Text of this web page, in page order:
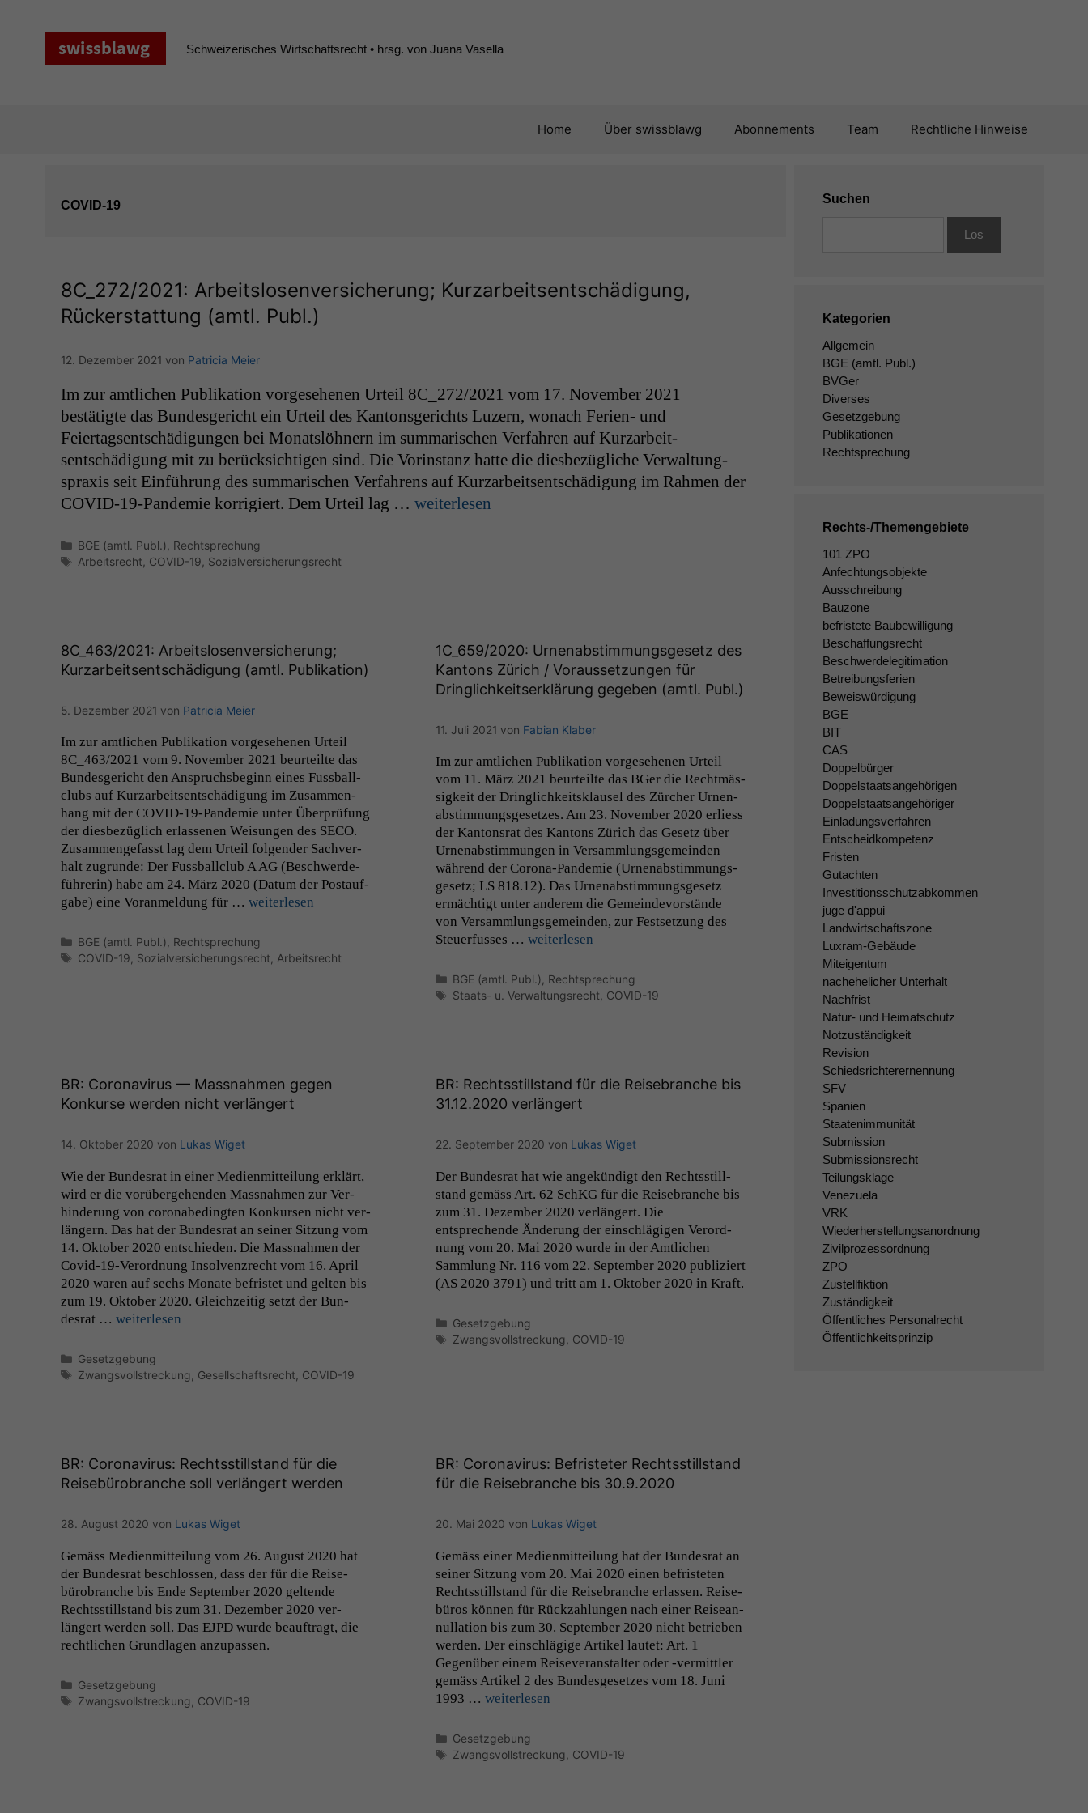
Schweizerisches Wirtschaftsrecht • hrsg. von Juana Vasella
Home Über swissblawg Abonnements Team Rechtliche Hinweise
COVID-19
8C_272/2021: Arbeitslosenversicherung; Kurzarbeitsentschädigung,
Rückerstattung (amtl. Publ.)
12. Dezember 2021 von Patricia Meier
Im zur amtlichen Pub­lika­tion vorge­se­henen Urteil 8C_272/2021 vom 17. Novem­ber 2021
bestätigte das Bun­des­gericht ein Urteil des Kan­ton­s­gerichts Luzern, wonach Ferien- und
Feiertagsentschädi­gun­gen bei Monat­slöh­n­ern im sum­marischen Ver­fahren auf Kurzarbeit­
sentschädi­gung mit zu berück­sichti­gen sind. Die Vorin­stanz hat­te die dies­bezügliche Ver­wal­tung­
sprax­is seit Ein­führung des sum­marischen Ver­fahrens auf Kurzarbeit­sentschädi­gung im Rah­men der
COVID-19-Pan­demie kor­rigiert. Dem Urteil lag … weit­er­lesen
Kategorien
BGE (amtl. Publ.) Rechtsprechung
Schlagwörter
Arbeitsrecht COVID-19 Sozialversicherungsrecht
8C_463/2021: Arbeitslosenversicherung;
Kurzarbeitsentschädigung (amtl. Publikation)
5. Dezember 2021 von Patricia Meier
Im zur amtlichen Pub­lika­tion vorge­se­henen Urteil
8C_463/2021 vom 9. Novem­ber 2021 beurteilte das
Bun­des­gericht den Anspruchs­be­ginn eines Fuss­ball­
clubs auf Kurzarbeit­sentschädi­gung im Zusam­men­
hang mit der COVID-19-Pan­demie unter Über­prü­fung
der dies­bezüglich erlasse­nen Weisun­gen des SECO.
Zusam­menge­fasst lag dem Urteil fol­gen­der Sachver­
halt zugrunde: Der Fuss­ball­club AAG(Beschw­erde­
führerin) habe am 24. März 2020 (Datum der Postauf­
gabe) eine Voran­mel­dung für … weit­er­lesen
Kategorien
BGE (amtl. Publ.) Rechtsprechung
Schlagwörter
COVID-19 Sozialversicherungsrecht Arbeitsrecht
1C_659/2020: Urnenabstimmungsgesetz des
Kantons Zürich / Voraussetzungen für
Dringlichkeitserklärung gegeben (amtl. Publ.)
11. Juli 2021 von Fabian Klaber
Im zur amtlichen Pub­lika­tion vorge­se­henen Urteil
vom 11. März 2021 beurteilte das BGer die Recht­mäs­
sigkeit der Dringlichkeit­sklausel des Zürcher Urnen­
ab­stim­mungs­ge­set­zes. Am 23. Novem­ber 2020 erliess
der Kan­ton­srat des Kan­tons Zürich das Gesetz über
Urnen­ab­stim­mungen in Ver­samm­lungs­ge­mein­den
während der Coro­­na-Pan­demie (Urnen­ab­stim­mungs­
ge­setz; LS818.12). Das Urnen­ab­stim­mungs­ge­setz
ermächtigt unter anderem die Gemein­de­vorstände
von Ver­samm­lungs­ge­mein­den, zur Fest­set­zung des
Steuer­fuss­es … weit­er­lesen
Kategorien
BGE (amtl. Publ.) Rechtsprechung
Schlagwörter
Staats- u. Verwaltungsrecht COVID-19
BR: Coronavirus — Massnahmen gegen
Konkurse werden nicht verlängert
14. Oktober 2020 von Lukas Wiget
Wie der Bun­desrat in ein­er Medi­en­mit­teilung erk­lärt,
wird er die vorüberge­hen­den Mass­nah­men zur Ver­
hin­derung von coro­n­abe­d­ingten Konkursen nicht ver­
längern. Das hat der Bun­desrat an sein­er Sitzung vom
14. Okto­ber 2020 entsch­ieden. Die Mass­nah­men der
Covid-19-Verord­­nung Insol­ven­zrecht vom 16. April
2020 waren auf sechs Monate befris­tet und gel­ten bis
zum 19. Okto­ber 2020. Gle­ichzeit­ig set­zt der Bun­
desrat … weit­er­lesen
Kategorien
Gesetzgebung
Schlagwörter
Zwangsvollstreckung Gesellschaftsrecht COVID-19
BR: Rechtsstillstand für die Reisebranche bis
31.12.2020 verlängert
22. September 2020 von Lukas Wiget
Der Bun­desrat hat wie angekündigt den Rechtsstill­
stand gemäss Art. 62 SchKG für die Reise­branche bis
zum 31. Dezem­ber 2020 ver­längert. Die
entsprechende Änderung der ein­schlägi­gen Verord­
nung vom 20. Mai 2020 wurde in der Amtlichen
Samm­lung Nr. 116 vom 22. Sep­tem­ber 2020 pub­liziert
(AS2020 3791) und tritt am 1. Okto­ber 2020 in Kraft.
Kategorien
Gesetzgebung
Schlagwörter
Zwangsvollstreckung COVID-19
BR: Coronavirus: Rechtsstillstand für die
Reisebürobranche soll verlängert werden
28. August 2020 von Lukas Wiget
Gemäss Medi­en­mit­teilung vom 26. August 2020 hat
der Bun­desrat beschlossen, dass der für die Reise­
büro­branche bis Ende Sep­tem­ber 2020 gel­tende
Rechtsstill­stand bis zum 31. Dezem­ber 2020 ver­
längert wer­den soll. Das EJPDwurde beauf­tragt, die
rechtlichen Grund­la­gen anzupassen.
Kategorien
Gesetzgebung
Schlagwörter
Zwangsvollstreckung COVID-19
BR: Coronavirus: Befristeter Rechtsstillstand
für die Reisebranche bis 30.9.2020
20. Mai 2020 von Lukas Wiget
Gemäss ein­er Medi­en­mit­teilung hat der Bun­desrat an
sein­er Sitzung vom 20. Mai 2020 einen befris­teten
Rechtsstill­stand für die Reise­branche erlassen. Reise­
büros kön­nen für Rück­zahlun­gen nach ein­er Reisean­
nul­la­tion bis zum 30. Sep­tem­ber 2020 nicht betrieben
wer­den. Der ein­schlägige Artikel lautet: Art. 1
Gegenüber einem Rei­sev­er­anstal­ter oder ‑ver­mit­tler
gemäss Artikel 2 des Bun­des­ge­set­zes vom 18. Juni
1993 … weit­er­lesen
Kategorien
Gesetzgebung
Schlagwörter
Zwangsvollstreckung COVID-19
Suchen
Kategorien
Allgemein
BGE (amtl. Publ.)
BVGer
Diverses
Gesetzgebung
Publikationen
Rechtsprechung
Rechts-/Themengebiete
101 ZPO
Anfechtungsobjekte
Ausschreibung
Bauzone
befristete Baubewilligung
Beschaffungsrecht
Beschwerdelegitimation
Betreibungsferien
Beweiswürdigung
BGE
BIT
CAS
Doppelbürger
Doppelstaatsangehörigen
Doppelstaatsangehöriger
Einladungsverfahren
Entscheidkompetenz
Fristen
Gutachten
Investitionsschutzabkommen
juge d'appui
Landwirtschaftszone
Luxram-Gebäude
Miteigentum
nachehelicher Unterhalt
Nachfrist
Natur- und Heimatschutz
Notzuständigkeit
Revision
Schiedsrichterernennung
SFV
Spanien
Staatenimmunität
Submission
Submissionsrecht
Teilungsklage
Venezuela
VRK
Wiederherstellungsanordnung
Zivilprozessordnung
ZPO
Zustellfiktion
Zuständigkeit
Öffentliches Personalrecht
Öffentlichkeitsprinzip
Cookies sind